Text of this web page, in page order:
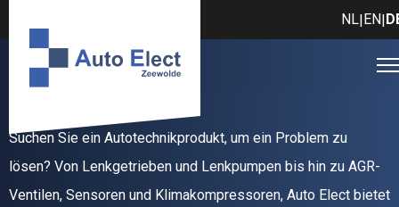
NL|EN|
Suchen Sie ein Autotechnikprodukt, um ein Problem zu
lösen? Von Lenkgetrieben und Lenkpumpen bis hin zu AGR-
Ventilen, Sensoren und Klimakompressoren, Auto Elect bietet